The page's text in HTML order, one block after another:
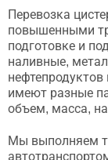
Перевозка
повышенными
подготовке и
наливные,
имеют разные
объем, масса,
Мы выполняем